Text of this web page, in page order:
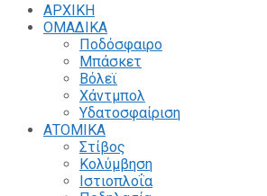
ΑΡΧΙΚΗ
ΟΜΑΔΙΚΑ
Ποδόσφαιρο
Μπάσκετ
Βόλεϊ
Χάντμπολ
Υδατοσφαίριση
ΑΤΟΜΙΚΑ
Στίβος
Κολύμβηση
Ιστιοπλοΐα